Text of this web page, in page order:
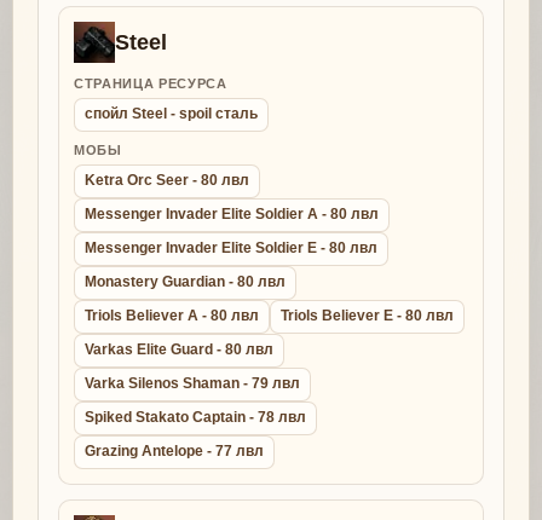
Steel
СТРАНИЦА РЕСУРСА
спойл Steel - spoil сталь
МОБЫ
Ketra Orc Seer - 80 лвл
Messenger Invader Elite Soldier A - 80 лвл
Messenger Invader Elite Soldier E - 80 лвл
Monastery Guardian - 80 лвл
Triols Believer A - 80 лвл
Triols Believer E - 80 лвл
Varkas Elite Guard - 80 лвл
Varka Silenos Shaman - 79 лвл
Spiked Stakato Captain - 78 лвл
Grazing Antelope - 77 лвл